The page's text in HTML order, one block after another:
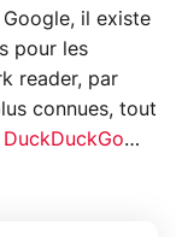
il existe
pour les
reader, par
connues, tout
DuckDuckGo…